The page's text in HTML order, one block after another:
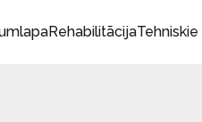
Rehabilitācija